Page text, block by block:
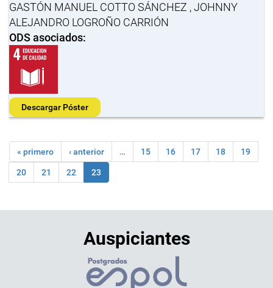
GASTÓN MANUEL COTTO SÁNCHEZ , JOHNNY
ALEJANDRO LOGROÑO CARRIÓN
ODS asociados:
Descargar Póster
« primero ‹ anterior … 15 16 17 18 19
20 21 22 23
Auspiciantes